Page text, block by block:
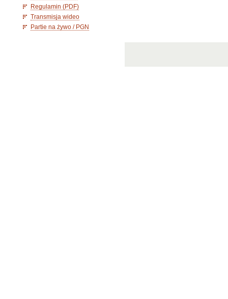
Regulamin (PDF)
Transmisja wideo
Partie na żywo / PGN